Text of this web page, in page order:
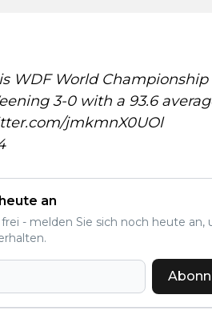
WDF World
3-0 with a 93.6
jmkmnX0UOl
an
- melden Sie sich noch heute an,